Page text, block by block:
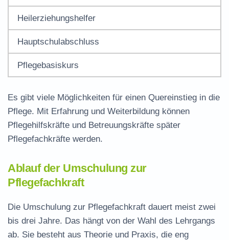
Heilerziehungshelfer
Hauptschulabschluss
Pflegebasiskurs
Es gibt viele Möglichkeiten für einen Quereinstieg in die
Pflege. Mit Erfahrung und Weiterbildung können
Pflegehilfskräfte und Betreuungskräfte später
Pflegefachkräfte werden.
Ablauf der Umschulung zur
Pflegefachkraft
Die Umschulung zur Pflegefachkraft dauert meist zwei
bis drei Jahre. Das hängt von der Wahl des Lehrgangs
ab. Sie besteht aus Theorie und Praxis, die eng